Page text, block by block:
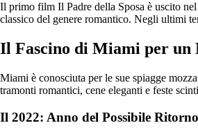
Il primo film Il Padre della Sposa è uscito
classico del genere romantico. Negli ultimi
Il Fascino di Miami per un
Miami è conosciuta per le sue spiagge
tramonti romantici, cene eleganti e feste
Il 2022: Anno del Possibile